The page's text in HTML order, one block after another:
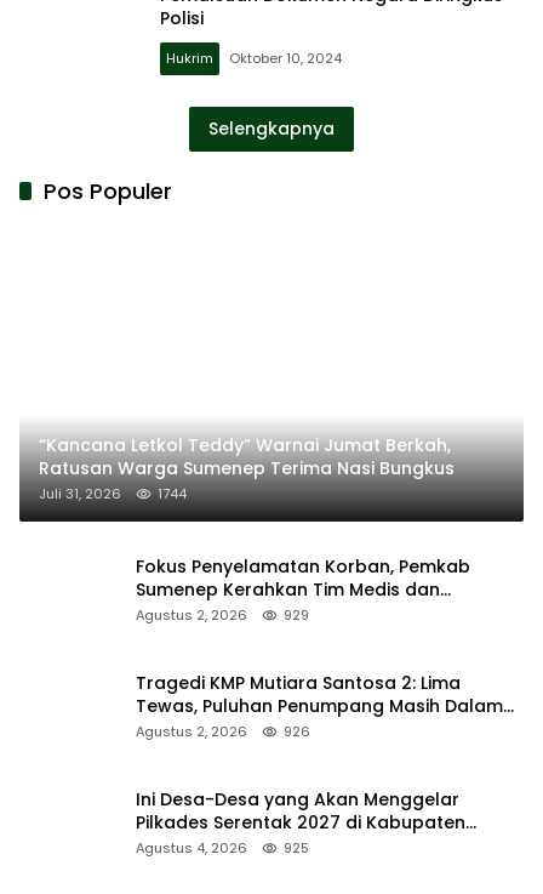
Polisi
Hukrim Oktober 10, 2024
Selengkapnya
Pos Populer
“Kancana Letkol Teddy” Warnai Jumat Berkah,
Ratusan Warga Sumenep Terima Nasi Bungkus
Juli 31, 2026 1744
Fokus Penyelamatan Korban, Pemkab
Sumenep Kerahkan Tim Medis dan
Ambulans ke Pelabuhan Kalianget
Agustus 2, 2026 929
Tragedi KMP Mutiara Santosa 2: Lima
Tewas, Puluhan Penumpang Masih Dalam
Pencarian
Agustus 2, 2026 926
Ini Desa-Desa yang Akan Menggelar
Pilkades Serentak 2027 di Kabupaten
Sumenep
Agustus 4, 2026 925